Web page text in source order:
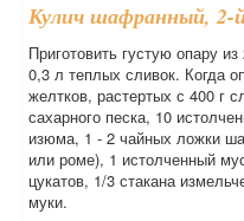
Кулич шафранный, 2-
Приготовить густую опару
0,3 л теплых сливок. Когда
желтков, растертых с 400 г
сахарного песка, 10
изюма, 1 - 2 чайных ложки
или роме), 1 истолченный
цукатов, 1/3 стакана
муки.